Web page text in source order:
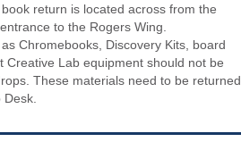
return is located across from the
to the Rogers Wing.
Chromebooks, Discovery Kits, board
Creative Lab equipment should not be
These materials need to be returned